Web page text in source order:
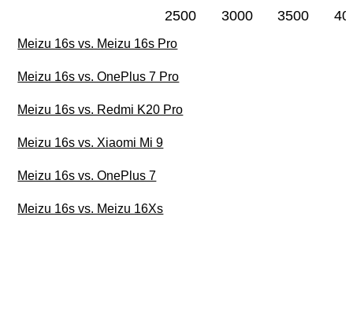
2500 3000 3500
Meizu 16s vs. Meizu 16s Pro
Meizu 16s vs. OnePlus 7 Pro
Meizu 16s vs. Redmi K20 Pro
Meizu 16s vs. Xiaomi Mi 9
Meizu 16s vs. OnePlus 7
Meizu 16s vs. Meizu 16Xs